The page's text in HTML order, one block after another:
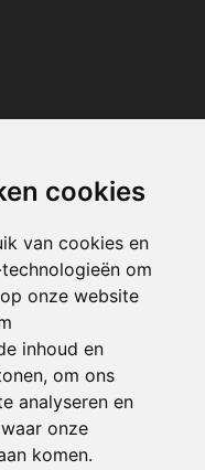
cookies
van cookies en
om
onze website
inhoud en
om ons
analyseren en
onze
komen.